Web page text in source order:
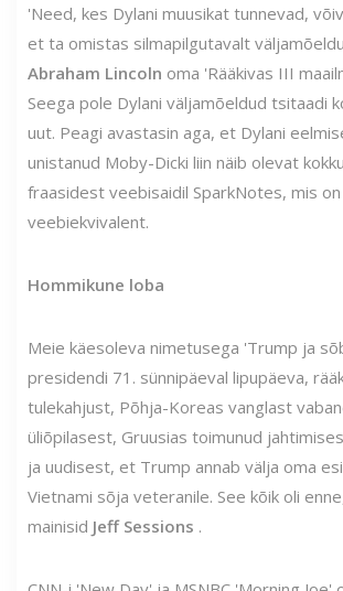
'Need, kes Dylani muusikat tunnevad,
et ta omistas silmapilgutavalt
Abraham Lincoln oma 'Rääkivas III
Seega pole Dylani väljamõeldud tsitaadi
uut. Peagi avastasin aga, et Dylani
unistanud Moby-Dicki liin näib olevat
fraasidest veebisaidil SparkNotes, mis
veebiekvivalent.
Hommikune loba
Meie käesoleva nimetusega 'Trump ja
presidendi 71. sünnipäeval lipupäeva,
tulekahjust, Põhja-Koreas vanglast
üliõpilasest, Gruusias toimunud
ja uudisest, et Trump annab välja oma
Vietnami sõja veteranile. See kõik oli
mainisid Jeff Sessions .